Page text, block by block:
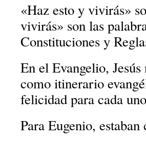
«Haz esto y vivirás»
vivirás» son las
Constituciones y
En el Evangelio, Jesús
como itinerario
felicidad para cada
Para Eugenio,